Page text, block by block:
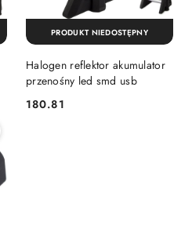
Halogen reflektor akumulator
przenośny led smd usb
Cena:
180.81
PRODUKT NIEDOSTĘPNY